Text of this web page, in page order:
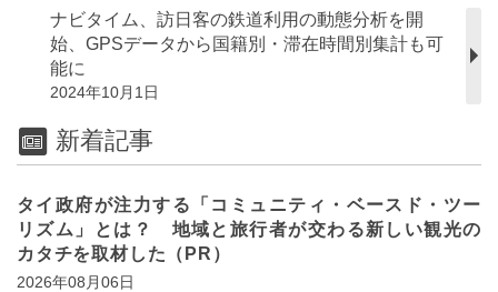
ナビタイム、訪日客の鉄道利用の動態分析を開
始、GPSデータから国籍別・滞在時間別集計も可
能に
2024年10月1日
新着記事
タイ政府が注力する「コミュニティ・ベースド・ツー
リズム」とは？ 地域と旅行者が交わる新しい観光の
カタチを取材した（PR）
2026年08月06日